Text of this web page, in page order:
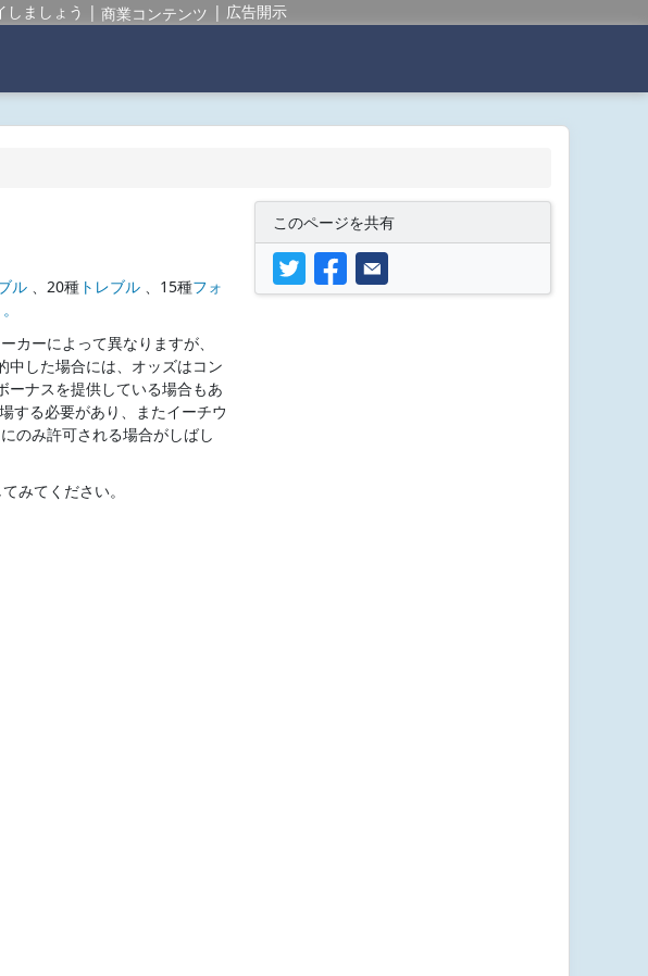
しましょう 商業コンテンツ 広告開示
ル 、20種 トレブル 、15種フォ
カーによって異なりますが、
中した場合には、オッズはコン
ーナスを提供している場合もあ
する必要があり、またイーチウ
のみ許可される場合がしばし
みてください。
このページを共有